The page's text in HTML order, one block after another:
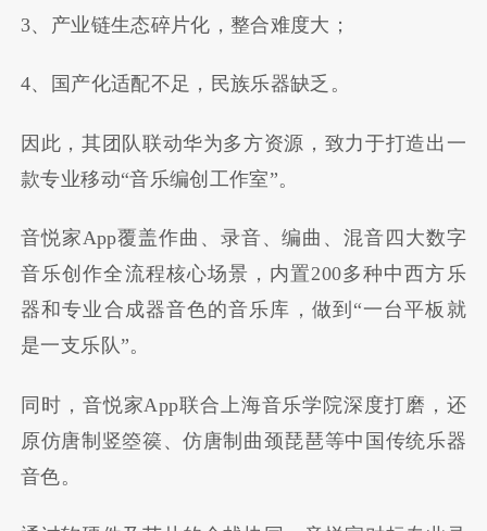
3、产业链生态碎片化，整合难度大；
4、国产化适配不足，民族乐器缺乏。
因此，其团队联动华为多方资源，致力于打造出一
款专业移动“音乐编创工作室”。
音悦家App覆盖作曲、录音、编曲、混音四大数字
音乐创作全流程核心场景，内置200多种中西方乐
器和专业合成器音色的音乐库，做到“一台平板就
是一支乐队”。
同时，音悦家App联合上海音乐学院深度打磨，还
原仿唐制竖箜篌、仿唐制曲颈琵琶等中国传统乐器
音色。